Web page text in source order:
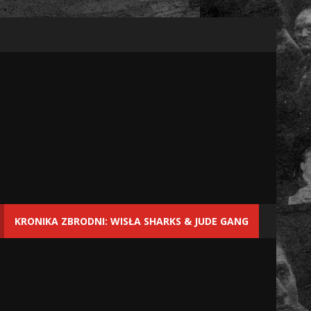
KRONIKA ZBRODNI: WISŁA SHARKS & JUDE GANG